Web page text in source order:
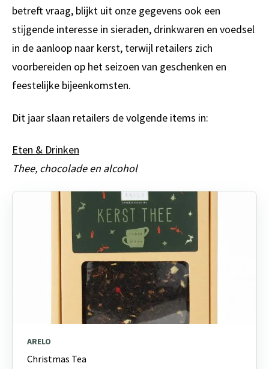
betreft vraag, blijkt uit onze gegevens ook een
stijgende interesse in sieraden, drinkwaren en voedsel
in de aanloop naar kerst, terwijl retailers zich
voorbereiden op het seizoen van geschenken en
feestelijke bijeenkomsten.
Dit jaar slaan retailers de volgende items in:
Eten & Drinken
Thee, chocolade en alcohol
ARELO
Christmas Tea